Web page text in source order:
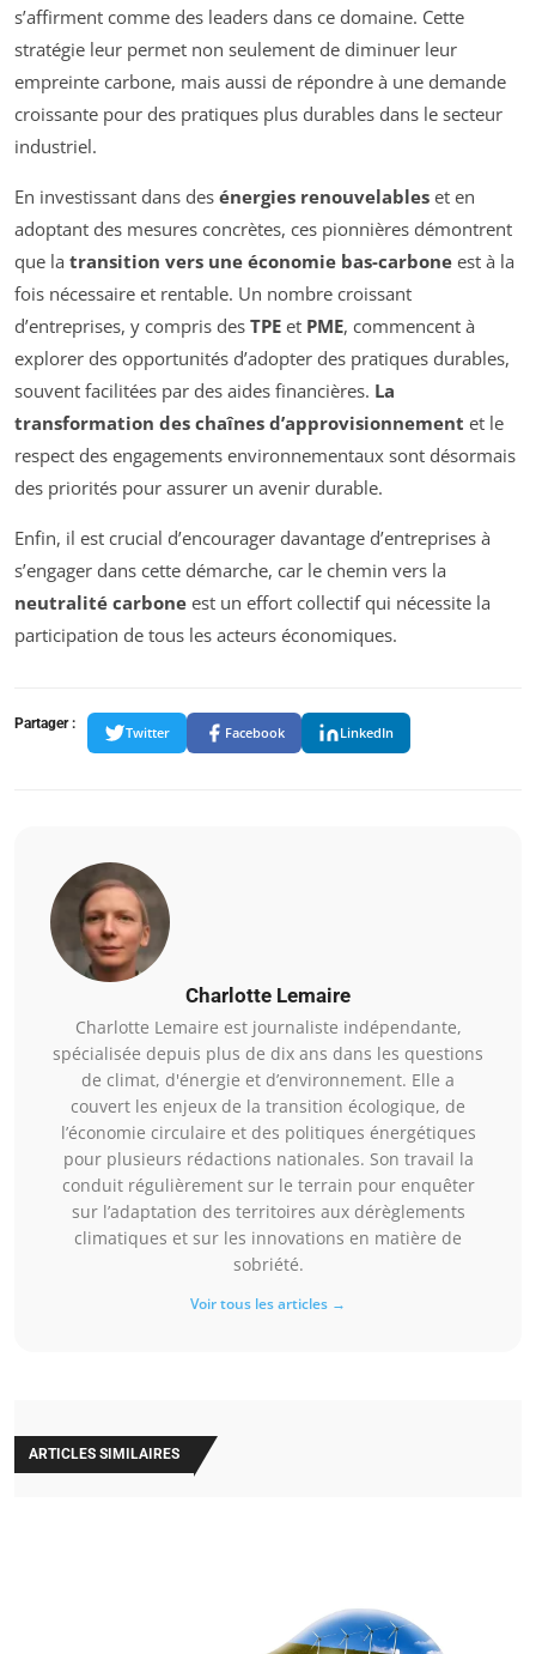
s’affirment comme des leaders dans ce domaine. Cette
stratégie leur permet non seulement de diminuer leur
empreinte carbone, mais aussi de répondre à une demande
croissante pour des pratiques plus durables dans le secteur
industriel.
En investissant dans des énergies renouvelables et en
adoptant des mesures concrètes, ces pionnières démontrent
que la transition vers une économie bas-carbone est à la
fois nécessaire et rentable. Un nombre croissant
d’entreprises, y compris des TPE et PME, commencent à
explorer des opportunités d’adopter des pratiques durables,
souvent facilitées par des aides financières. La
transformation des chaînes d’approvisionnement et le
respect des engagements environnementaux sont désormais
des priorités pour assurer un avenir durable.
Enfin, il est crucial d’encourager davantage d’entreprises à
s’engager dans cette démarche, car le chemin vers la
neutralité carbone est un effort collectif qui nécessite la
participation de tous les acteurs économiques.
Partager :
Twitter Facebook LinkedIn
Charlotte Lemaire
Charlotte Lemaire est journaliste indépendante,
spécialisée depuis plus de dix ans dans les questions
de climat, d'énergie et d’environnement. Elle a
couvert les enjeux de la transition écologique, de
l’économie circulaire et des politiques énergétiques
pour plusieurs rédactions nationales. Son travail la
conduit régulièrement sur le terrain pour enquêter
sur l’adaptation des territoires aux dérèglements
climatiques et sur les innovations en matière de
sobriété.
Voir tous les articles →
ARTICLES SIMILAIRES